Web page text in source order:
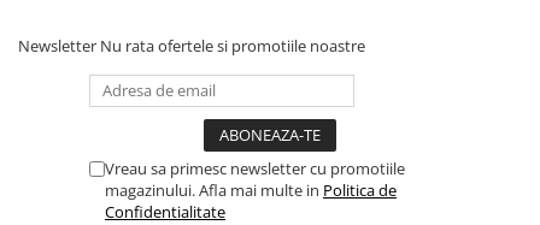
Newsletter Nu rata ofertele si promotiile noastre
Vreau sa primesc newsletter cu promotiile
magazinului. Afla mai multe in Politica de
Confidentialitate